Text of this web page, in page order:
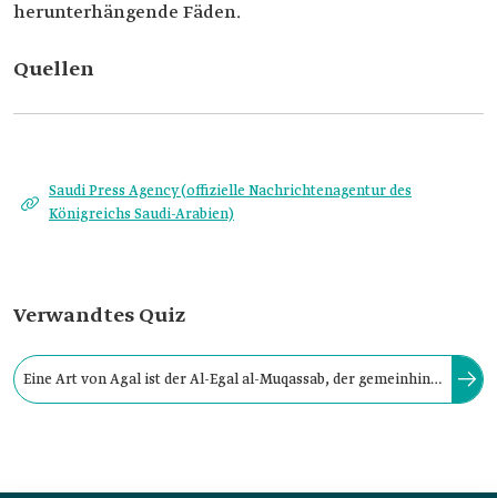
herunterhängende Fäden.
Quellen
Saudi Press Agency (offizielle Nachrichtenagentur des
Königreichs Saudi-Arabien)
Verwandtes Quiz
Eine Art von Agal ist der Al-Egal al-Muqassab, der gemeinhin